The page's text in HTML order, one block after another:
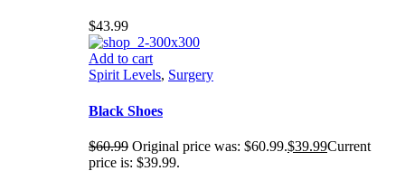
$43.99
Add to cart
Spirit Levels, Surgery
Black Shoes
$60.99 Original price was: $60.99.$39.99Current
price is: $39.99.